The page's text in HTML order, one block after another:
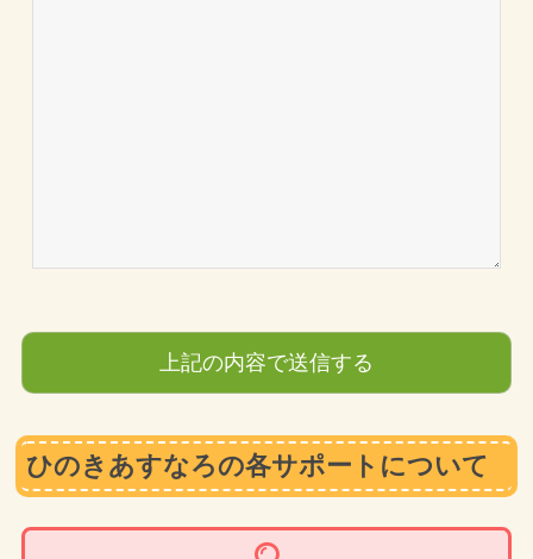
ひのきあすなろの各サポートについて